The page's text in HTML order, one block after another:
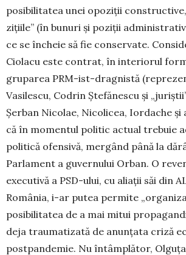
posibilitatea unei opoziții
zițiile” (în bunuri și poziții
ce se încheie să fie con­servate.
Ciolacu este contrat, în in­te­riorul
gruparea PRM-ist-dragnistă
Vasilescu, Codrin Ștefănescu și
Șerban Ni­colae, Nicolicea, Iordache și
că în mo­mentul politic actual trebuie
politică ofen­sivă, mergând până la
Parlament a guver­nului Orban. O
executivă a PSD-ului, cu aliații săi din
România, i-ar putea per­mite
posibilitatea de a mai mi­tui
deja traumatizată de anunțata criză
postpandemie. Nu întâmplător, Olguța